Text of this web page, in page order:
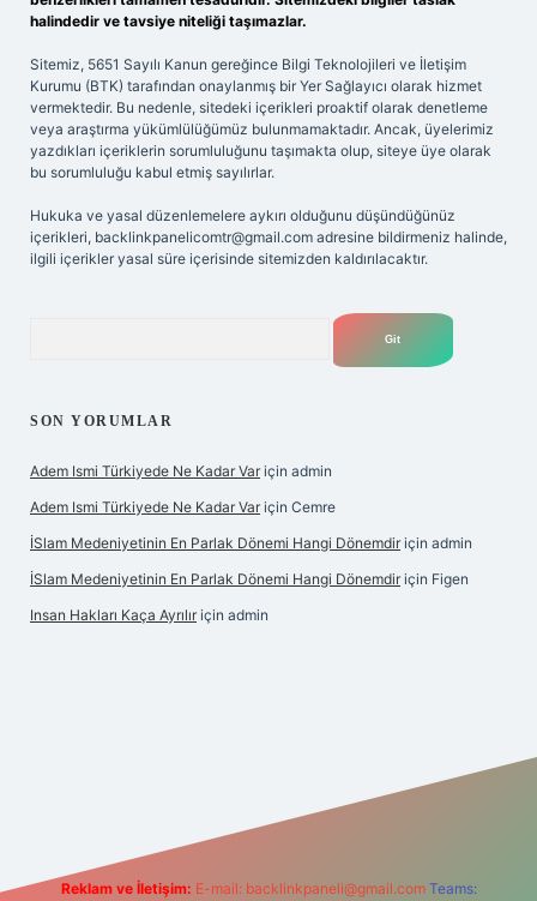
halindedir ve tavsiye niteliği taşımazlar.
Sitemiz, 5651 Sayılı Kanun gereğince Bilgi Teknolojileri ve İletişim
Kurumu (BTK) tarafından onaylanmış bir Yer Sağlayıcı olarak hizmet
vermektedir. Bu nedenle, sitedeki içerikleri proaktif olarak denetleme
veya araştırma yükümlülüğümüz bulunmamaktadır. Ancak, üyelerimiz
yazdıkları içeriklerin sorumluluğunu taşımakta olup, siteye üye olarak
bu sorumluluğu kabul etmiş sayılırlar.
Hukuka ve yasal düzenlemelere aykırı olduğunu düşündüğünüz
içerikleri, backlinkpanelicomtr@gmail.com adresine bildirmeniz halinde,
ilgili içerikler yasal süre içerisinde sitemizden kaldırılacaktır.
SON YORUMLAR
Adem Ismi Türkiyede Ne Kadar Var için admin
Adem Ismi Türkiyede Ne Kadar Var için Cemre
İSlam Medeniyetinin En Parlak Dönemi Hangi Dönemdir için admin
İSlam Medeniyetinin En Parlak Dönemi Hangi Dönemdir için Figen
Insan Hakları Kaça Ayrılır için admin
Reklam ve İletişim: E-mail: backlinkpaneli@gmail.com Teams: